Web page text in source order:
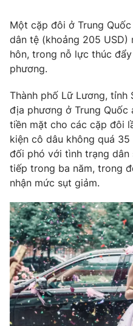
Câu chuyện quốc tế
Tài chính
Thị trường
Góc doanh nghiệp
Dữ liệu và đời sống
Truyền hình
Phim VTV
Hậu trường
Nhân vật
Khán giả
Giải sao mai
Giải trí
Điện ảnh
Âm nhạc
Sao
Đời sống
Du lịch
Làm đẹp
Chất lượng cuộc sống
Giáo dục
Học trực tuyến
Công nghệ
Hitech Công nghệ tương
Sản phẩm
Thị trường
Tư vấn
Giao lưu trực tuyến
Lịch phát sóng
Chuyên mục khác
Một cặp đôi ở Trung
dân tệ (khoảng 205 USD)
hôn, trong nỗ lực thúc
phương.
Thành phố Lữ Lương, tỉnh
địa phương ở Trung Quốc
tiền mặt cho các cặp đôi
kiện cô dâu không quá
đối phó với tình trạng dân
tiếp trong ba năm, trong
nhận mức sụt giảm.